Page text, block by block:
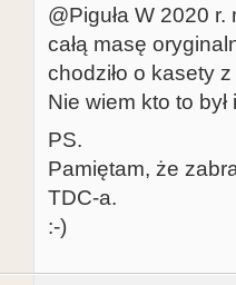
@Piguła W 2020 r.
całą masę
chodziło o kasety
Nie wiem kto to
PS.
Pamiętam, że
TDC-a.
:-)